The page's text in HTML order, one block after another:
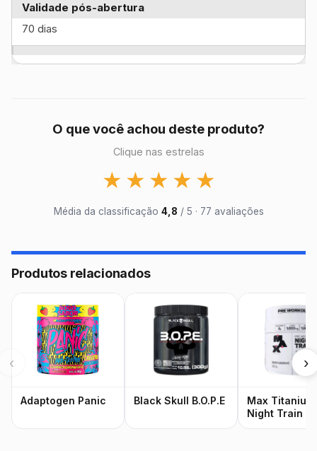
Validade pós-abertura
70 dias
O que você achou deste produto?
Clique nas estrelas
★ ★ ★ ★ ★
Média da classificação 4,8 / 5 · 77 avaliações
Produtos relacionados
‹
Adaptogen Panic Black Skull B.O.P.E
Max Titanium
Night Train
›